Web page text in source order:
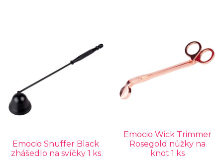
Emocio Snuffer Black
zhášedlo na svíčky 1 ks
Emocio Wick Trimmer
Rosegold nůžky na
knot 1 ks